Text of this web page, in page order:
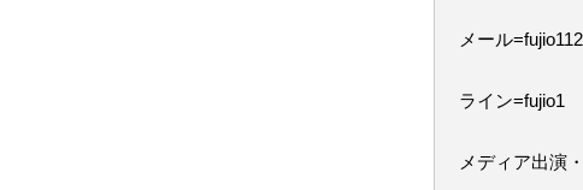
メール
ライン=fujio1
メディア出演